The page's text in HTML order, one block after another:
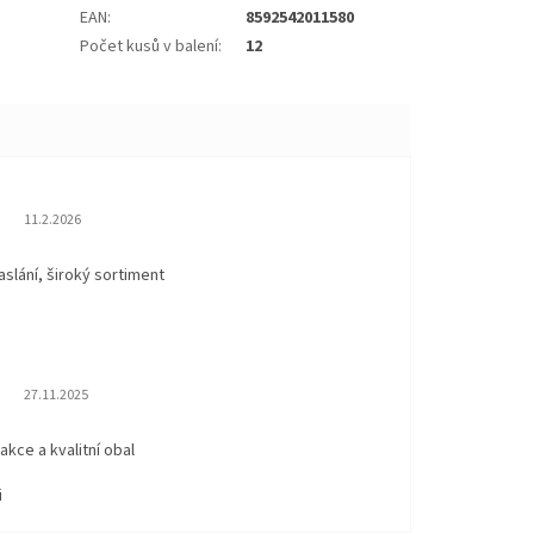
EAN:
8592542011580
Počet kusů v balení: 12
Hodnocení obchodu je 5 z 5 hvězdiček.
11.2.2026
široký sortiment
Hodnocení obchodu je 5 z 5 hvězdiček.
27.11.2025
a kvalitní obal